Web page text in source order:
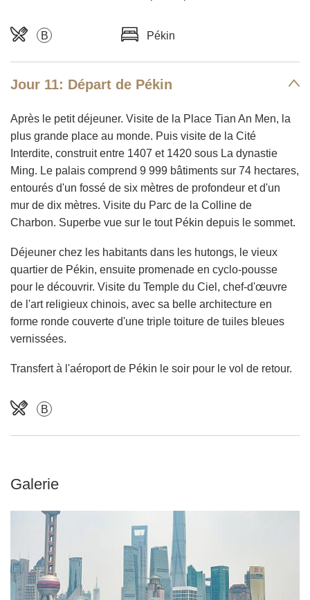
B Pékin
Jour 11: Départ de Pékin
Après le petit déjeuner. Visite de la Place Tian An Men, la
plus grande place au monde. Puis visite de la Cité
Interdite, construit entre 1407 et 1420 sous La dynastie
Ming. Le palais comprend 9 999 bâtiments sur 74 hectares,
entourés d'un fossé de six mètres de profondeur et d'un
mur de dix mètres. Visite du Parc de la Colline de
Charbon. Superbe vue sur le tout Pékin depuis le sommet.
Déjeuner chez les habitants dans les hutongs, le vieux
quartier de Pékin, ensuite promenade en cyclo-pousse
pour le découvrir. Visite du Temple du Ciel, chef-d'œuvre
de l'art religieux chinois, avec sa belle architecture en
forme ronde couverte d'une triple toiture de tuiles bleues
vernissées.
Transfert à l'aéroport de Pékin le soir pour le vol de retour.
B
Galerie